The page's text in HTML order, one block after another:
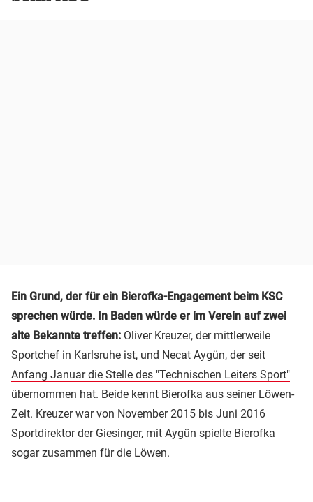
Ein Grund, der für ein Bierofka-Engagement beim KSC
sprechen würde. In Baden würde er im Verein auf zwei
alte Bekannte treffen: Oliver Kreuzer, der mittlerweile
Sportchef in Karlsruhe ist, und Necat Aygün, der seit
Anfang Januar die Stelle des "Technischen Leiters Sport"
übernommen hat. Beide kennt Bierofka aus seiner Löwen-
Zeit. Kreuzer war von November 2015 bis Juni 2016
Sportdirektor der Giesinger, mit Aygün spielte Bierofka
sogar zusammen für die Löwen.